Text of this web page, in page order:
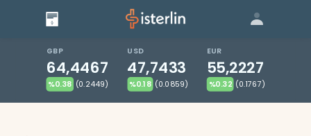
| Blog | Giriş
GBP
64,4467
%0.38 (0.2449)
USD
47,7433
%0.18 (0.0859)
EUR
55,2227
%0.32 (0.1767)